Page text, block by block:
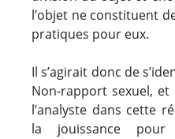
l’objet ne constituent
pratiques pour eux.
Il s’agirait donc de
Non-rapport sexuel,
l’analyste dans cette
la jouissance pour